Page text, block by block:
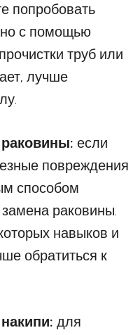
попробовать
с помощью
труб или
лучше
если
повреждения
способом
раковины.
навыков и
обратиться к
для